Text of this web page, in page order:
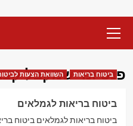
Menu
פנסיונר שמקבל
ביטוח בריאות השוואת הצעות
ביטוח בריאות לגמלאים
ביטוח בריאות לגמלאים ביטוח